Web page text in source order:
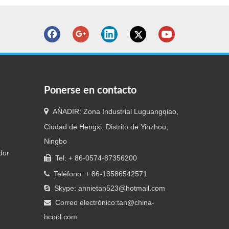
Ponerse en contacto
 AÑADIR: Zona Industrial Luguangqiao,
Ciudad de Hengxi, Distrito de Yinzhou,
Ningbo
 Tel: + 86-0574-87356200
 Teléfono: + 86-13586542571
 Skype: annietan523@hotmail.com
 Correo electrónico:tan@china-
hcool.com